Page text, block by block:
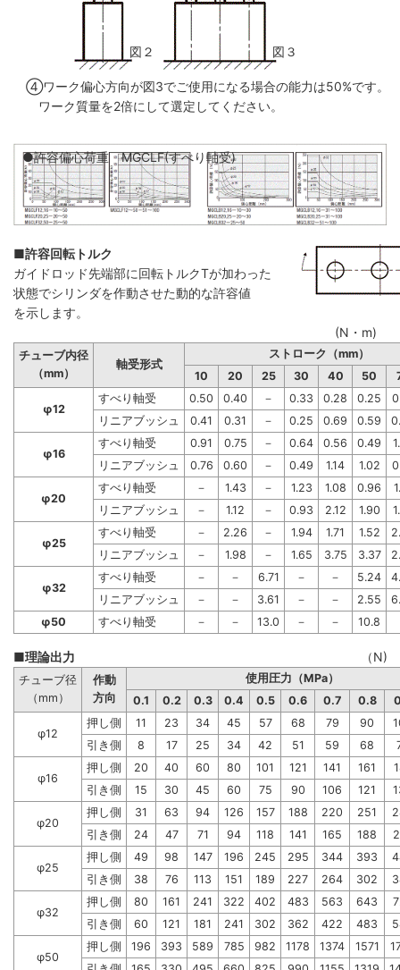
図２ 図３
④ワーク偏心方向が図3でご使用になる場合の能力は50%です。
ワーク質量を2倍にして選定してください。
●許容偏心荷重 MGCLF(すべり軸受)
■許容回転トルク
ガイドロッド先端部に回転トルクTが加わった
状態でシリンダを作動させた動的な許容値
を示します。
(N・m)
チューブ内径
（mm）
軸受形式
ストローク（mm）
10
20 25 30 40 50
φ12
すべり軸受 0.50 0.40 － 0.33 0.28 0.25
リニアブッシュ
0.41 0.31 － 0.25 0.69 0.59
φ16
すべり軸受 0.91 0.75 － 0.64 0.56 0.49
リニアブッシュ
0.76 0.60 － 0.49 1.14 1.02
φ20
すべり軸受 － 1.43 － 1.23 1.08 0.96
リニアブッシュ
－ 1.12 － 0.93 2.12 1.90
φ25
すべり軸受 － 2.26 － 1.94 1.71 1.52
リニアブッシュ
－ 1.98 － 1.65 3.75 3.37
φ32
すべり軸受 － － 6.71 － － 5.24
リニアブッシュ
－ － 3.61 － － 2.55
φ50
すべり軸受 － － 13.0 － － 10.8
■理論出力 （N)
チューブ径
（mm）
作動
方向
使用圧力（MPa）
0.1
0.2 0.3 0.4 0.5 0.6 0.7 0.8
φ12
押し側 11 23 34 45 57 68 79 90
引き側
8 17 25 34 42 51 59 68
φ16
押し側 20 40 60 80 101 121 141 161
引き側
15 30 45 60 75 90 106 121
φ20
押し側 31 63 94 126 157 188 220 251
引き側
24 47 71 94 118 141 165 188
φ25
押し側 49 98 147 196 245 295 344 393
引き側
38 76 113 151 189 227 264 302
φ32
押し側 80 161 241 322 402 483 563 643
引き側
60 121 181 241 302 362 422 483
φ50
押し側 196 393 589 785 982 1178 1374 1571